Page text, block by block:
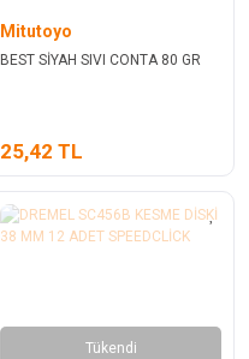
Mitutoyo
BEST SİYAH SIVI CONTA 80 GR
25,42 TL
Tükendi